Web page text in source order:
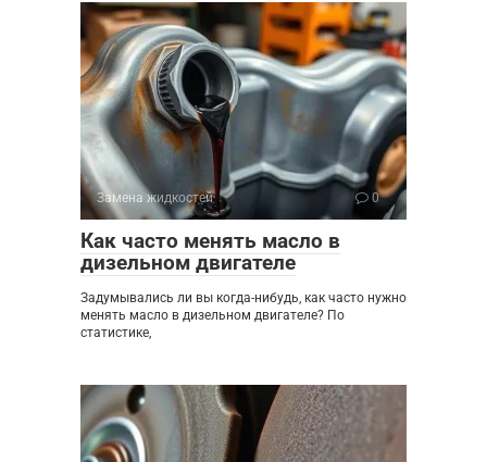
Замена жидкостей 0
Как часто менять масло в
дизельном двигателе
Задумывались ли вы когда-нибудь, как часто нужно
менять масло в дизельном двигателе? По
статистике,